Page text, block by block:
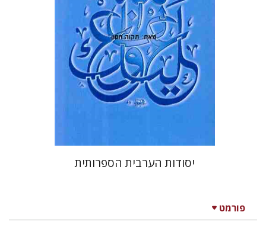
פורמט
הנחת אתר ספר מודפס
$36
$32
יסודות הערבית הספרותית